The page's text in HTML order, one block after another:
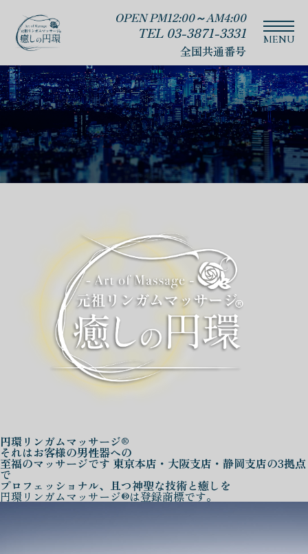
OPEN PM12:00～AM4:00
TEL 03-3871-3331
全国共通番号
円環リンガムマッサージ®
それはお客様の男性器への
至福のマッサージです 東京本店・大阪支店・静岡支店の3拠点
で
プロフェッショナル、且つ神聖な技術と癒しを
円環リンガムマッサージ®は登録商標です。